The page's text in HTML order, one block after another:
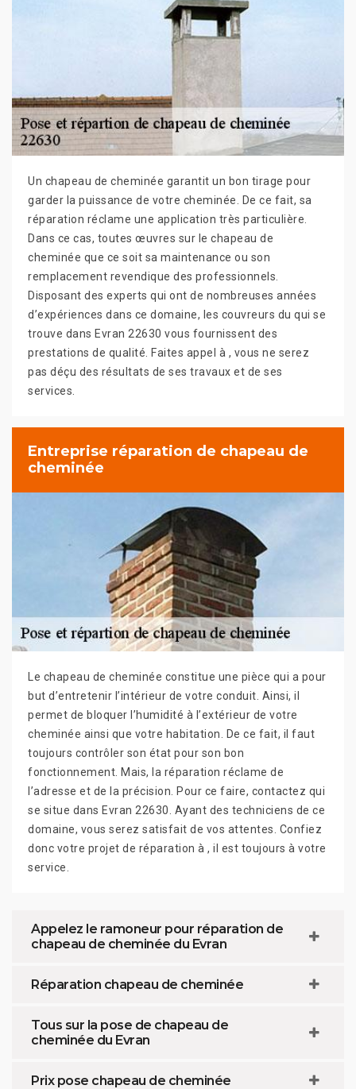
Un chapeau de cheminée garantit un bon tirage pour
garder la puissance de votre cheminée. De ce fait, sa
réparation réclame une application très particulière.
Dans ce cas, toutes œuvres sur le chapeau de
cheminée que ce soit sa maintenance ou son
remplacement revendique des professionnels.
Disposant des experts qui ont de nombreuses années
d’expériences dans ce domaine, les couvreurs du qui se
trouve dans Evran 22630 vous fournissent des
prestations de qualité. Faites appel à , vous ne serez
pas déçu des résultats de ses travaux et de ses
services.
Entreprise réparation de chapeau de
cheminée
Le chapeau de cheminée constitue une pièce qui a pour
but d’entretenir l’intérieur de votre conduit. Ainsi, il
permet de bloquer l’humidité à l’extérieur de votre
cheminée ainsi que votre habitation. De ce fait, il faut
toujours contrôler son état pour son bon
fonctionnement. Mais, la réparation réclame de
l’adresse et de la précision. Pour ce faire, contactez qui
se situe dans Evran 22630. Ayant des techniciens de ce
domaine, vous serez satisfait de vos attentes. Confiez
donc votre projet de réparation à , il est toujours à votre
service.
Appelez le ramoneur pour réparation de
chapeau de cheminée du Evran
Réparation chapeau de cheminée
Tous sur la pose de chapeau de
cheminée du Evran
Prix pose chapeau de cheminée